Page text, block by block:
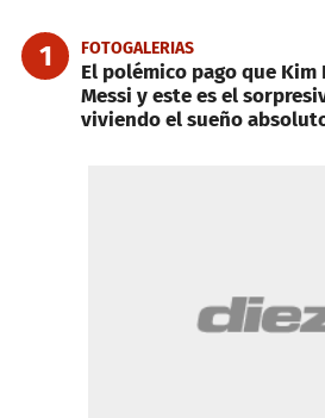
1 FOTOGALERIAS
El polémico pago que
Messi y este es el
viviendo el sueño